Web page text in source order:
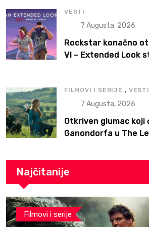
VESTI
7 Augusta, 2026
Rockstar konačno
VI – Extended Look
FILMOVI I SERIJE , VESTI
7 Augusta, 2026
Otkriven glumac koji
Ganondorfa u The
Najčitanije
Filmovi i serije